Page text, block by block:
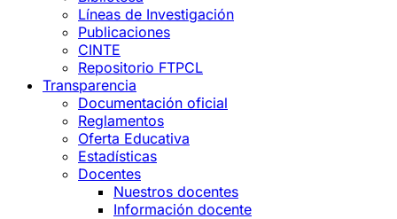
Líneas de Investigación
Publicaciones
CINTE
Repositorio FTPCL
Transparencia
Documentación oficial
Reglamentos
Oferta Educativa
Estadísticas
Docentes
Nuestros docentes
Información docente